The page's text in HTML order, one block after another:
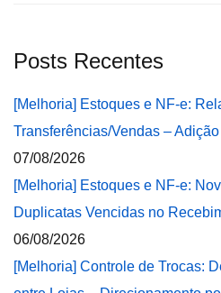
Posts Recentes
[Melhoria] Estoques e NF-e:
Transferências/Vendas –
07/08/2026
[Melhoria] Estoques e NF-e:
Duplicatas Vencidas no
06/08/2026
[Melhoria] Controle de Trocas: